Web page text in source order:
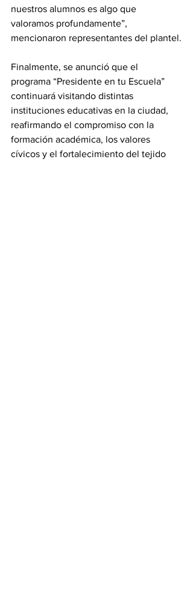
nuestros alumnos es algo que
valoramos profundamente”,
mencionaron representantes del plantel.
Finalmente, se anunció que el
programa “Presidente en tu Escuela”
continuará visitando distintas
instituciones educativas en la ciudad,
reafirmando el compromiso con la
formación académica, los valores
cívicos y el fortalecimiento del tejido